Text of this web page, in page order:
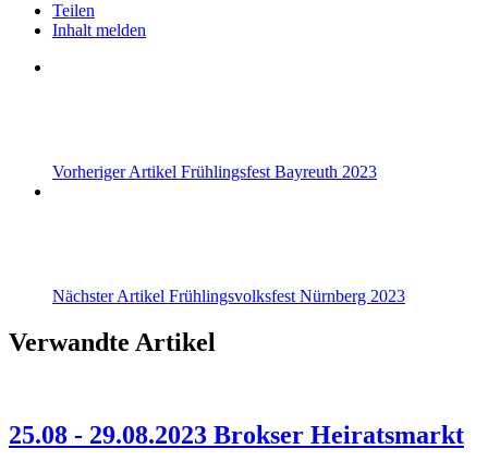
Teilen
Inhalt melden
Vorheriger Artikel Frühlingsfest Bayreuth 2023
Nächster Artikel Frühlingsvolksfest Nürnberg 2023
Verwandte Artikel
25.08 - 29.08.2023 Brokser Heiratsmarkt